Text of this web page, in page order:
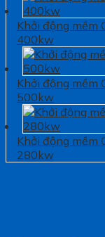
Khởi động mềm
400kw
Khởi động mềm
500kw
Khởi động mềm
280kw